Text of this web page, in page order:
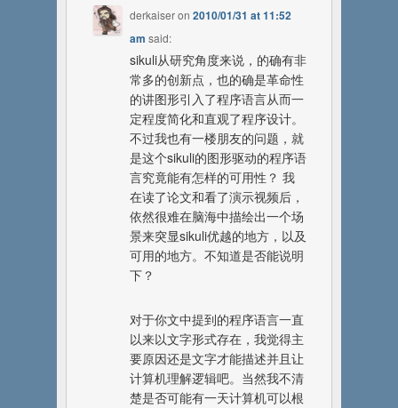
derkaiseron2010/01/31 at 11:52
am said:
sikuli从研究角度来说，的确有非
常多的创新点，也的确是革命性
的讲图形引入了程序语言从而一
定程度简化和直观了程序设计。
不过我也有一楼朋友的问题，就
是这个sikuli的图形驱动的程序语
言究竟能有怎样的可用性？ 我
在读了论文和看了演示视频后，
依然很难在脑海中描绘出一个场
景来突显sikuli优越的地方，以及
可用的地方。不知道是否能说明
下？
对于你文中提到的程序语言一直
以来以文字形式存在，我觉得主
要原因还是文字才能描述并且让
计算机理解逻辑吧。当然我不清
楚是否可能有一天计算机可以根